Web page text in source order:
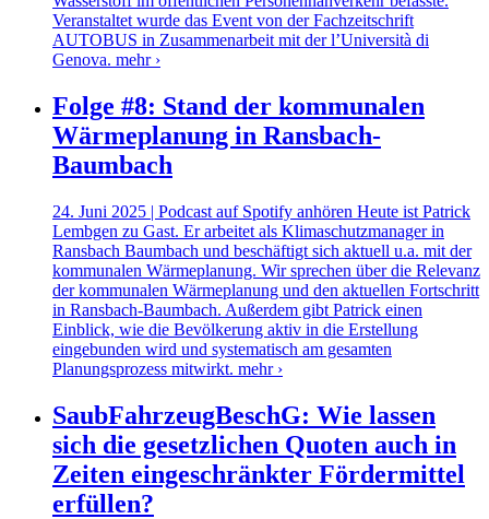
Veranstaltet wurde das Event von der Fachzeitschrift
AUTOBUS in Zusammenarbeit mit der l’Università di
Genova. mehr ›
Folge #8: Stand der kommunalen
Wärmeplanung in Ransbach-
Baumbach
24. Juni 2025 | Podcast auf Spotify anhören Heute ist Patrick
Lembgen zu Gast. Er arbeitet als Klimaschutzmanager in
Ransbach Baumbach und beschäftigt sich aktuell u.a. mit der
kommunalen Wärmeplanung. Wir sprechen über die Relevanz
der kommunalen Wärmeplanung und den aktuellen Fortschritt
in Ransbach-Baumbach. Außerdem gibt Patrick einen
Einblick, wie die Bevölkerung aktiv in die Erstellung
eingebunden wird und systematisch am gesamten
Planungsprozess mitwirkt. mehr ›
SaubFahrzeugBeschG: Wie lassen
sich die gesetzlichen Quoten auch in
Zeiten eingeschränkter Fördermittel
erfüllen?